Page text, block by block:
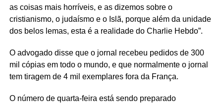
as coisas mais horríveis, e as dizemos sobre o
cristianismo, o judaísmo e o Islã, porque além da unidade
dos belos lemas, esta é a realidade do Charlie Hebdo”.
O advogado disse que o jornal recebeu pedidos de 300
mil cópias em todo o mundo, e que normalmente o jornal
tem tiragem de 4 mil exemplares fora da França.
O número de quarta-feira está sendo preparado